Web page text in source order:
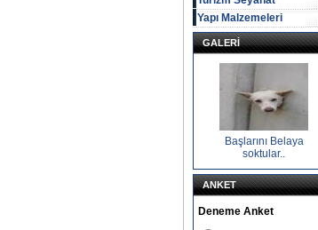
Yapı Malzemeleri
GALERİ
Başlarını Belaya
soktular..
ANKET
Deneme Anket